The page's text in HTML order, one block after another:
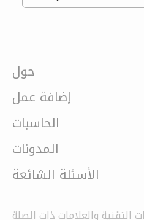
حول
إضافة عمل
الحاسبات
المدونات
الأسئلة الشائعة
التقنية والعلامات ذات الصلة